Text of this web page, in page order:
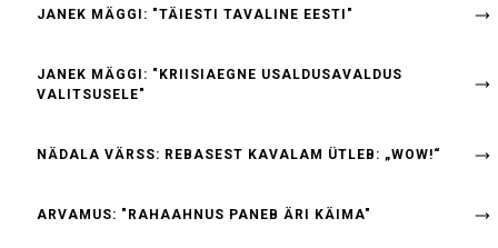
JANEK MÄGGI: "TÄIESTI TAVALINE EESTI"
JANEK MÄGGI: "KRIISIAEGNE USALDUSAVALDUS
VALITSUSELE"
NÄDALA VÄRSS: REBASEST KAVALAM ÜTLEB: „WOW!“
ARVAMUS: "RAHAAHNUS PANEB ÄRI KÄIMA"